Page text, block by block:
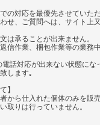
の対応を最優先させていた
せ、ご質問へは、サイト上
は承ることが出来ません。
信作業、梱包作業等の業務
話対応が出来ない状態にな
します｡
】
から仕入れた個体のみを販
取りは行っていません。